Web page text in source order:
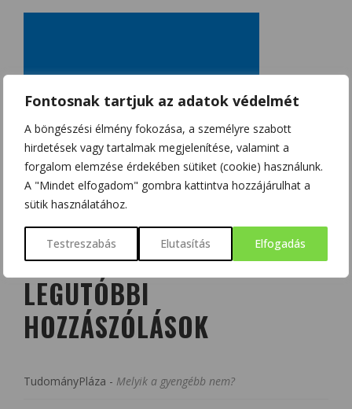
Fontosnak tartjuk az adatok védelmét
A böngészési élmény fokozása, a személyre szabott
hirdetések vagy tartalmak megjelenítése, valamint a
forgalom elemzése érdekében sütiket (cookie) használunk.
A "Mindet elfogadom" gombra kattintva hozzájárulhat a
sütik használatához.
Testreszabás Elutasítás Elfogadás
LEGUTÓBBI
HOZZÁSZÓLÁSOK
TudományPláza - Melyik a gyengébb nem?